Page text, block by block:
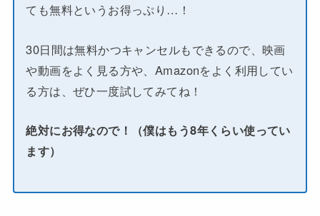
ても無料というお得っぷり…！
30日間は無料かつキャンセルもできるので、映画
や動画をよく見る方や、Amazonをよく利用してい
る方は、ぜひ一度試してみてね！
絶対にお得なので！（僕はもう8年くらい使ってい
ます）